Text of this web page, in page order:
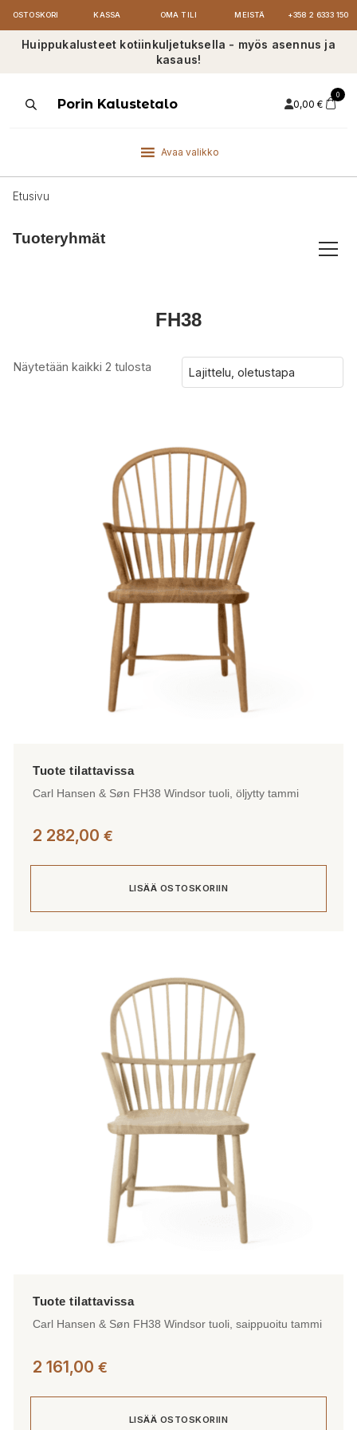
OSTOSKORI KASSA OMA TILI MEISTÄ +358 2 6333 150
Huippukalusteet kotiinkuljetuksella - myös asennus ja
kasaus!
ProductsPorin Kalustetalo 0,00 €
0
Avaa valikko
Etusivu
Tuoteryhmät
FH38
Näytetään kaikki 2 tulosta
Carl Hansen & Søn FH38 Windsor tuoli, öljytty tammi
2 282,00 €
LISÄÄ OSTOSKORIIN
Carl Hansen & Søn FH38 Windsor tuoli, saippuoitu tammi
2 161,00 €
LISÄÄ OSTOSKORIIN